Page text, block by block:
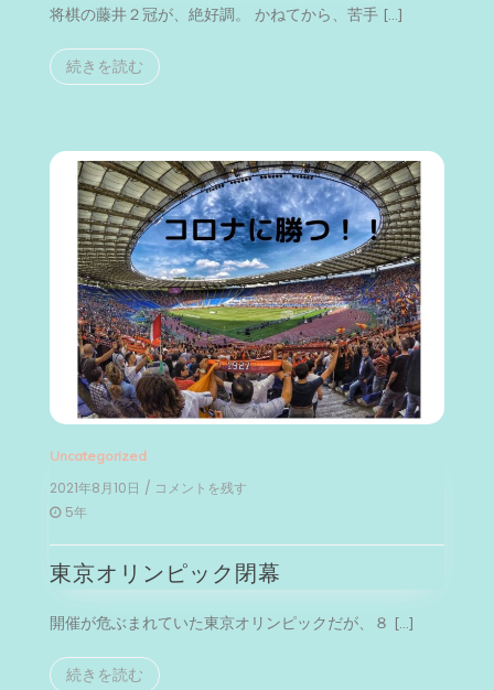
将棋の藤井２冠が、絶好調。 かねてから、苦手 […]
続きを読む
Uncategorized
2021年8月10日 / コメントを残す
オ
リ
ン
ッ
5年
東京オリンピック閉幕
開催が危ぶまれていた東京オリンピックだが、８ […]
続きを読む